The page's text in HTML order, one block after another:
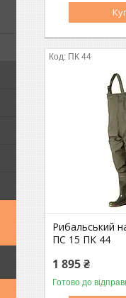
ПК 44
Рибальський
ПС 15 ПК 44
1 895 ₴
Готово до